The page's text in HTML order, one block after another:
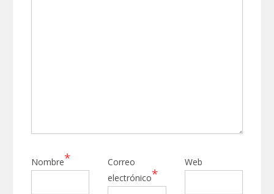
Nombre*
Correo
electrónico*
Web